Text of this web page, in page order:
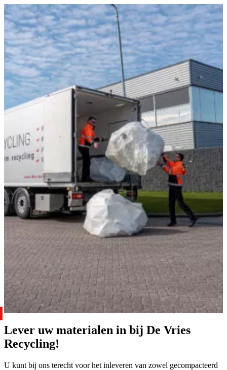
Lever uw materialen in bij De Vries
Recycling!
U kunt bij ons terecht voor het inleveren van zowel gecompacteerd